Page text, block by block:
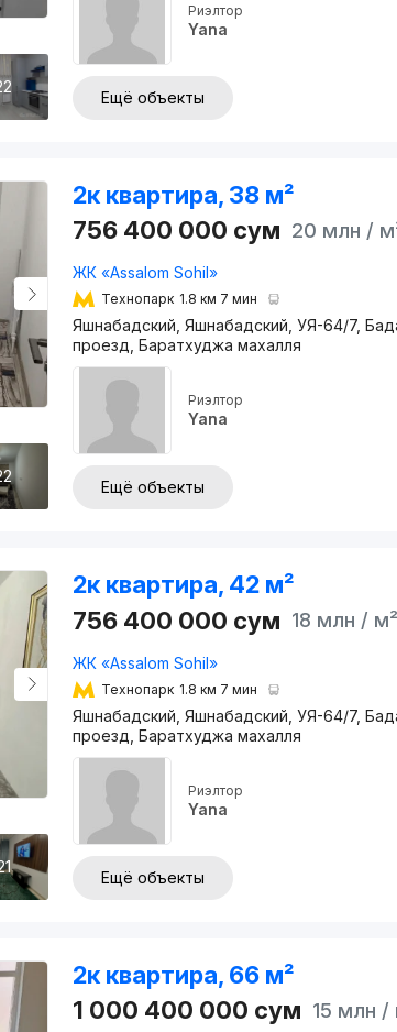
Риэлтор
Yana
Ещё объекты
2к квартира, 38 м²
756 400 000 сум 20 млн /
ЖК «Assalom Sohil»
Технопарк 1.8 км 7 мин
Яшнабадский, Яшнабадский, УЯ-64/7,
проезд, Баратхуджа махалля
Риэлтор
Yana
Ещё объекты
2к квартира, 42 м²
756 400 000 сум 18 млн / м²
ЖК «Assalom Sohil»
Технопарк 1.8 км 7 мин
Яшнабадский, Яшнабадский, УЯ-64/7,
проезд, Баратхуджа махалля
Риэлтор
Yana
Ещё объекты
2к квартира, 66 м²
1 000 400 000 сум 15 млн /